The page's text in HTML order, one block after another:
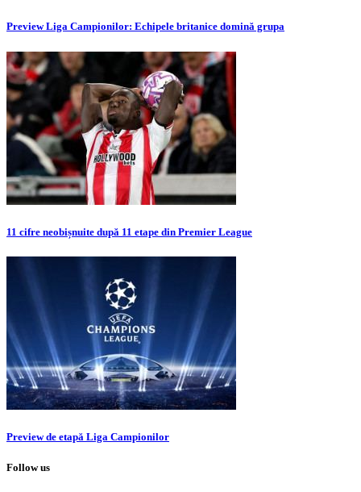
Preview Liga Campionilor: Echipele britanice domină grupa
11 cifre neobișnuite după 11 etape din Premier League
Preview de etapă Liga Campionilor
Follow us